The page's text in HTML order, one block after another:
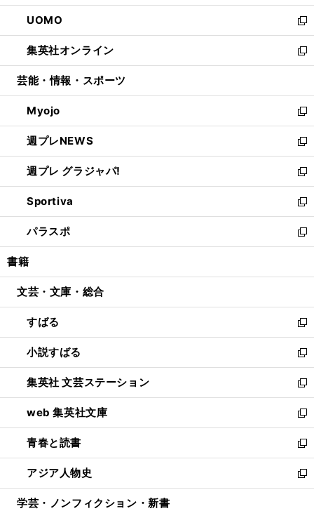
開
く
ウ
で
開
く
ン
ド
ウ
で
開
ウ
ィ
ン
ド
ウ
開
く
し
い
ウ
ィ
ン
ウ
で
開
く
UOMO
新
し
い
ウ
ン
ド
ウ
で
開
く
集英社オンライン
新
し
ウ
ィ
ン
ド
ウ
で
開
く
芸能・情報・スポーツ
Myojo
新
し
い
ウ
ィ
ン
ド
ウ
で
開
週プレNEWS
新
し
い
ウ
ィ
ン
ド
ウ
開
週プレ グラジャパ!
新
し
い
ウ
ィ
ン
ウ
開
く
Sportiva
新
し
い
ウ
ン
ウ
で
開
く
パラスポ
新
し
ウ
ン
ド
ウ
で
開
く
書籍
文芸・文庫・総合
すばる
新
し
い
ウ
ィ
ン
ド
ウ
で
開
く
小説すばる
新
し
い
ウ
ィ
ン
ド
ウ
で
開
集英社 文芸ステーション
新
し
い
ウ
ィ
ン
ド
ウ
web 集英社文庫
新
し
い
ウ
ィ
ン
青春と読書
新
し
い
ウ
アジア人物史
新
し
学芸・ノンフィクション・新書